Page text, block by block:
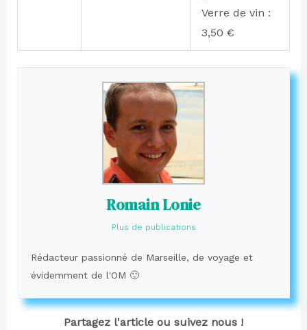
Verre de vin :
3,50 €
Romain Lonie
Plus de publications
Rédacteur passionné de Marseille, de voyage et
évidemment de l'OM 🙂
Partagez l'article ou suivez nous !